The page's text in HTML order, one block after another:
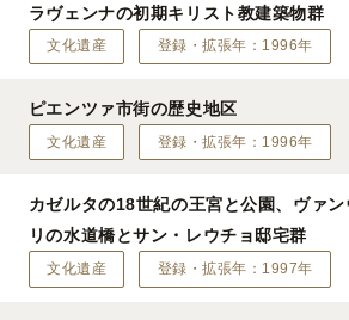
ラヴェンナの初期キリスト教建築物群
文化遺産 登録・拡張年：1996年
ピエンツァ市街の歴史地区
文化遺産 登録・拡張年：1996年
カゼルタの18世紀の王宮と公園、ヴァン
リの水道橋とサン・レウチョ邸宅群
文化遺産 登録・拡張年：1997年